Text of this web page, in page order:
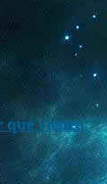
qué vienen